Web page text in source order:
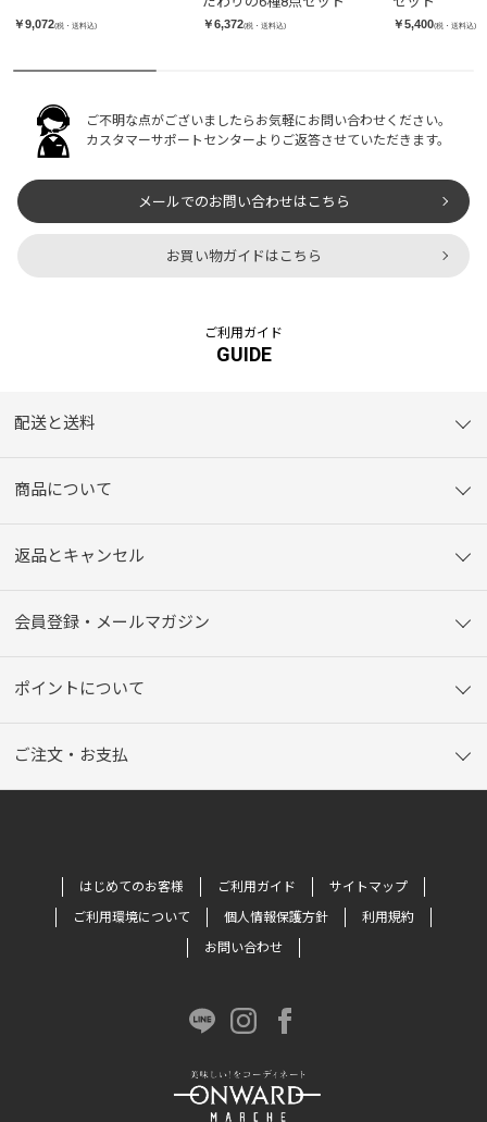
￥9,072(税・送料込) ￥6,372(税・送料込) ￥5,400(税・送料込)
ご不明な点がございましたらお気軽にお問い合わせください。
カスタマーサポートセンターよりご返答させていただきます。
メールでのお問い合わせはこちら
お買い物ガイドはこちら
ご利用ガイド
GUIDE
配送と送料
商品について
返品とキャンセル
会員登録・メールマガジン
ポイントについて
ご注文・お支払
はじめてのお客様 ご利用ガイド
サイトマップ
ご利用環境について
個人情報保護方針
利用規約
お問い合わせ